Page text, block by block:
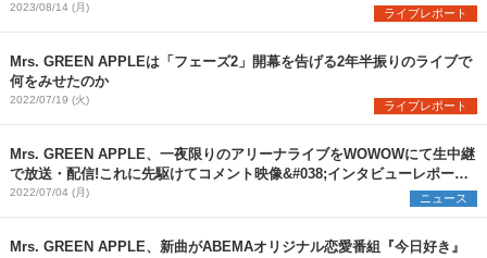
2023/08/14 (月) ライブレポート
Mrs. GREEN APPLEは「フェーズ2」開幕を告げる2年半振りのライブで
何をみせたのか
2022/07/19 (火) ライブレポート
Mrs. GREEN APPLE、一夜限りのアリーナライブをWOWOWにて生中継
で放送・配信!これに先駆けてコメント映像&#038;インタビューレポート
が到着
2022/07/04 (月) ニュース
Mrs. GREEN APPLE、新曲がABEMAオリジナル恋愛番組『今日好き』